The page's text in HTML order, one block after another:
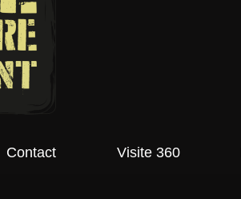
Contact Visite 360